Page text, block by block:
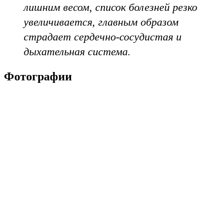
лишним весом, список болезней резко
увеличивается, главным образом
страдает сердечно-сосудистая и
дыхательная система.
Фотографии